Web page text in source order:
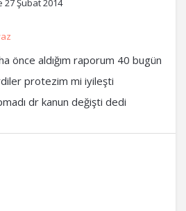
27 Şubat 2014
önce aldığım raporum 40 bugün
protezim mi iyileşti
dr kanun değişti dedi